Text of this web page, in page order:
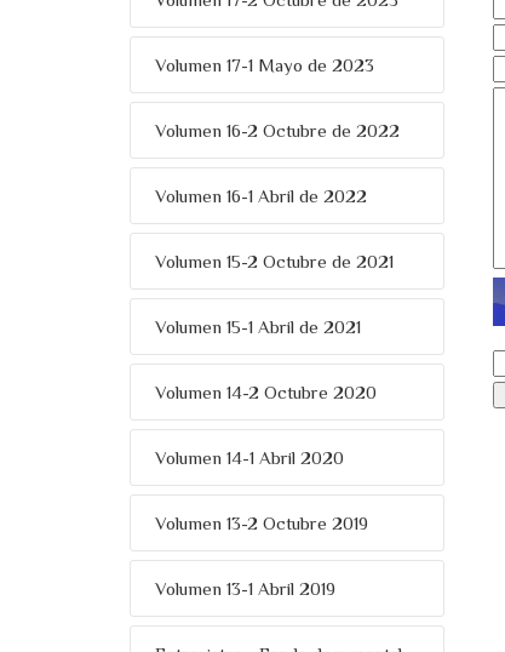
Volumen 17-1 Mayo de 2023
Volumen 16-2 Octubre de 2022
Volumen 16-1 Abril de 2022
Volumen 15-2 Octubre de 2021
Volumen 15-1 Abril de 2021
Volumen 14-2 Octubre 2020
Volumen 14-1 Abril 2020
Volumen 13-2 Octubre 2019
Volumen 13-1 Abril 2019